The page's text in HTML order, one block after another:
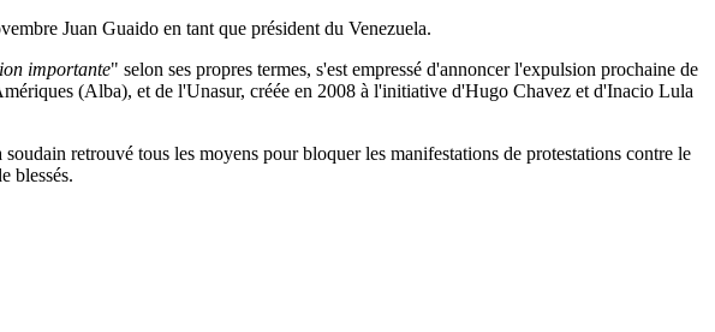
Juan Guaido en tant que président du Venezuela.
importante" selon ses propres termes, s'est empressé d'annoncer l'expulsion prochaine de
(Alba), et de l'Unasur, créée en 2008 à l'initiative d'Hugo Chavez et d'Inacio Lula
retrouvé tous les moyens pour bloquer les manifestations de protestations contre le
blessés.